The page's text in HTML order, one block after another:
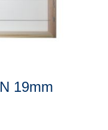
19mm